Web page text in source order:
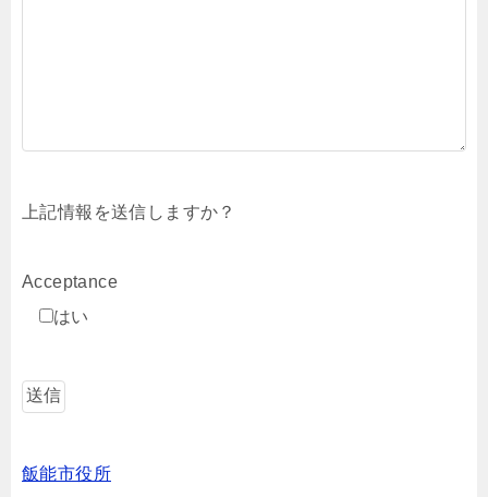
上記情報を送信しますか？
Acceptance
はい
飯能市役所